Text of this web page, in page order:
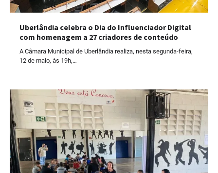
Uberlândia celebra o Dia do Influenciador Digital
com homenagem a 27 criadores de conteúdo
A Câmara Municipal de Uberlândia realiza, nesta segunda-feira,
12 de maio, às 19h,…